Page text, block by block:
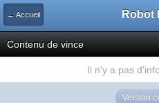
← Accueil Robot
Contenu de vince
Il n'y a pas
Version